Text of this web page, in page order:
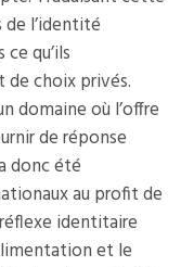
l’identité
qu’ils
choix privés.
domaine où l’offre
de réponse
donc été
au profit de
identitaire
et le